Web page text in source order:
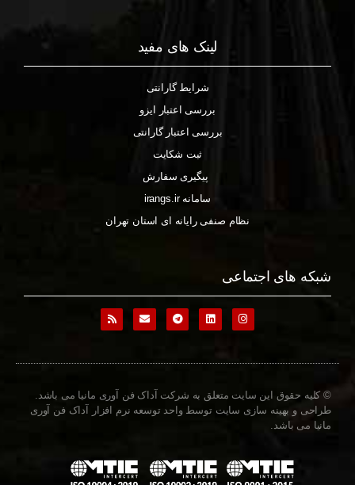
لینک های مفید
شرایط گارانتی
بررسی اعتبار ایزو
بررسی اعتبار گارانتی
ثبت شکایت
پیگیری سفارش
سامانه irangs.ir
نظام صنفی رایانه ای استان تهران
شبکه های اجتماعی
© کلیه حقوق این سایت متعلق به شرکت آداک فن آوری مانیا می باشد.
طراحی و بهینه سازی سایت توسط واحد توسعه نرم افزار آداک فن آوری
مانیا می باشد.